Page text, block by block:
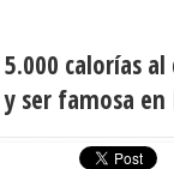
calorías
ser famosa